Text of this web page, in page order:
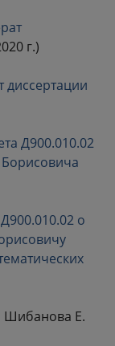
г.)
диссертации
Д900.010.02
о
Шибанова Е.